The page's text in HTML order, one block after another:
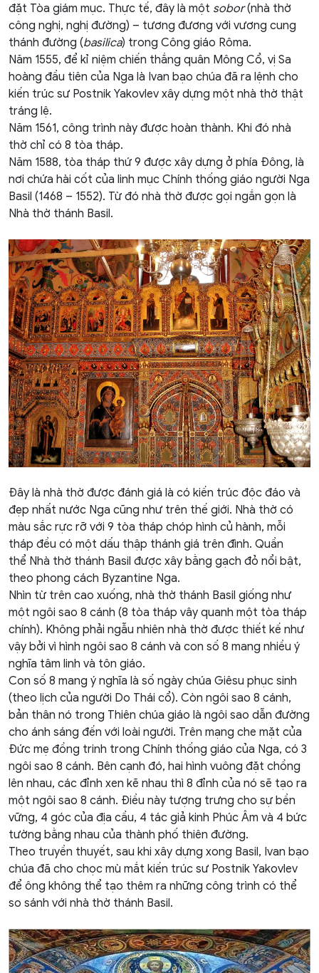
đặt Tòa giám mục. Thực tế, đây là một sobor(nhà thờ
công nghị, nghị đường) – tương đương với vương cung
thánh đường (basilica) trong Công giáo Rôma.
Năm 1555, để kỉ niệm chiến thắng quân Mông Cổ, vị Sa
hoàng đầu tiên của Nga là Ivan bạo chúa đã ra lệnh cho
kiến trúc sư Postnik Yakovlev xây dựng một nhà thờ thật
tráng lệ.
Năm 1561, công trình này được hoàn thành. Khi đó nhà
thờ chỉ có 8 tòa tháp.
Năm 1588, tòa tháp thứ 9 được xây dựng ở phía Đông, là
nơi chứa hài cốt của linh mục Chính thống giáo người Nga
Basil (1468 – 1552). Từ đó nhà thờ được gọi ngắn gọn là
Nhà thờ thánh Basil.
Đây là nhà thờ được đánh giá là có kiến trúc độc đáo và
đẹp nhất nước Nga cũng như trên thế giới. Nhà thờ có
màu sắc rực rỡ với 9 tòa tháp chóp hình củ hành, mỗi
tháp đều có một dấu thập thánh giá trên đình. Quần
thể Nhà thờ thánh Basil được xây bằng gạch đỏ nổi bật,
theo phong cách Byzantine Nga.
Nhìn từ trên cao xuống, nhà thờ thánh Basil giống như
một ngôi sao 8 cánh (8 tòa tháp vây quanh một tòa tháp
chính). Không phải ngẫu nhiên nhà thờ được thiết kế như
vậy bởi vì hình ngôi sao 8 cánh và con số 8 mang nhiều ý
nghĩa tâm linh và tôn giáo.
Con số 8 mang ý nghĩa là số ngày chúa Giêsu phục sinh
(theo lịch của người Do Thái cổ). Còn ngôi sao 8 cánh,
bản thân nó trong Thiên chúa giáo là ngôi sao dẫn đường
cho ánh sáng đến với loài người. Trên mạng che mặt của
Đức mẹ đồng trinh trong Chính thống giáo của Nga, có 3
ngôi sao 8 cánh. Bên cạnh đó, hai hình vuông đặt chồng
lên nhau, các đỉnh xen kẽ nhau thì 8 đỉnh của nó sẽ tạo ra
một ngôi sao 8 cánh. Điều này tượng trưng cho sự bền
vững, 4 góc của địa cầu, 4 tác giả kinh Phúc Âm và 4 bức
tường bằng nhau của thành phố thiên đường.
Theo truyền thuyết, sau khi xây dựng xong Basil, Ivan bạo
chúa đã cho chọc mù mắt kiến trúc sư Postnik Yakovlev
để ông không thể tạo thêm ra những công trình có thể
so sánh với nhà thờ thánh Basil.